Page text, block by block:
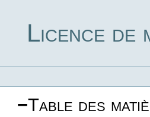
Licence de
−Table des